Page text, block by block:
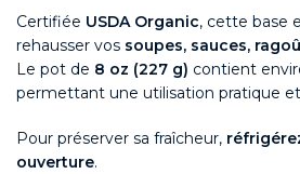
Certifiée USDA Organic, cette base
rehausser vos soupes, sauces,
Le pot de 8 oz (227 g) contient
permettant une utilisation pratique
Pour préserver sa fraîcheur,
ouverture.